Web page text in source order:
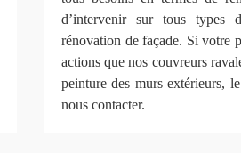
d’intervenir sur tous types
rénovation de façade. Si votre
actions que nos couvreurs
peinture des murs extérieurs,
nous contacter.